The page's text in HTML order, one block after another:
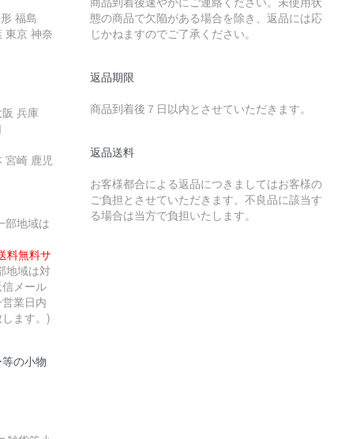
福島
東京 神奈
兵庫
宮崎 鹿児
部地域は
料無料サ
地域は対
メール
業日内
ます。)
の小物
態の商品で欠陥がある場合を除き、返品には応
じかねますのでご了承ください。
返品期限
商品到着後７日以内とさせていただきます。
返品送料
お客様都合による返品につきましてはお客様の
ご負担とさせていただきます。不良品に該当す
る場合は当方で負担いたします。